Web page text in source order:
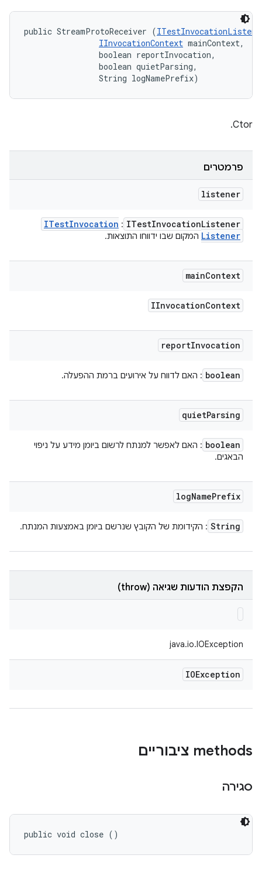
public StreamProtoReceiver (
IInvocationContext mainContext,
                boolean reportInvocation,
                boolean quietParsing,
                String logNamePrefix)
Ctor.
פרמטרים
listener
ITestInvocationListener
:
ITestInvocation
Listener המקום שבו ידווחו התוצאות.
mainContext
IInvocationContext
reportInvocation
boolean : האם לדווח על אירועים ברמת ההפעלה.
quietParsing
boolean : האם לאפשר למנתח לרשום ביומן מידע על ניפוי
הבאגים.
logNamePrefix
String : הקידומת של הקובץ שנרשם ביומן באמצעות המנתח.
הקפצת הודעות שגיאה (throw)
java.io.IOException
IOException
‫methods ציבוריים
סגירה
public void close ()